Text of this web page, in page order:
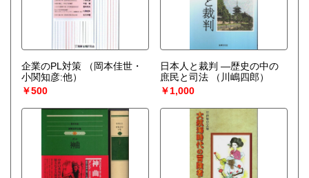
企業のPL対策
（岡本佳世・
小関知彦:他）
￥500
日本人と裁判 ―歴史の中の
庶民と司法
（川嶋四郎）
￥1,000